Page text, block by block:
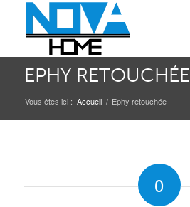
EPHY RETOUCHÉE
Vous êtes ici : Accueil / Ephy retouchée
0